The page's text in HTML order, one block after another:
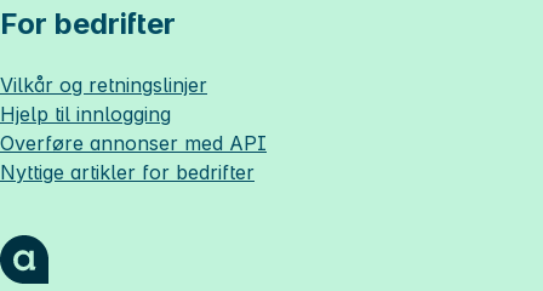
For bedrifter
Vilkår og retningslinjer
Hjelp til innlogging
Overføre annonser med API
Nyttige artikler for bedrifter